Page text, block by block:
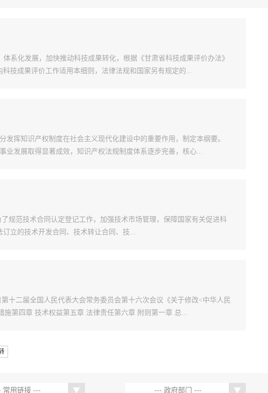
系化发展，加快推动科技成果转化，根据《甘肃省科技成果评价办法》
技成果评价工作适用本细则，法律法规和国家另有规定的...
挥知识产权制度在社会主义现代化建设中的重要作用，制定本纲要。
业发展取得显著成效，知识产权法规制度体系逐步完善，核心...
术合同认定登记工作，加强技术市场管理，保障国家有关促进科
立的技术开发合同、技术转让合同、技...
十二届全国人民代表大会常务委员会第十六次会议《关于修改<中华人民
第四章 技术权益第五章 法律责任第六章 附则第一章 总...
常用链接 --- --- 政府部门 ---